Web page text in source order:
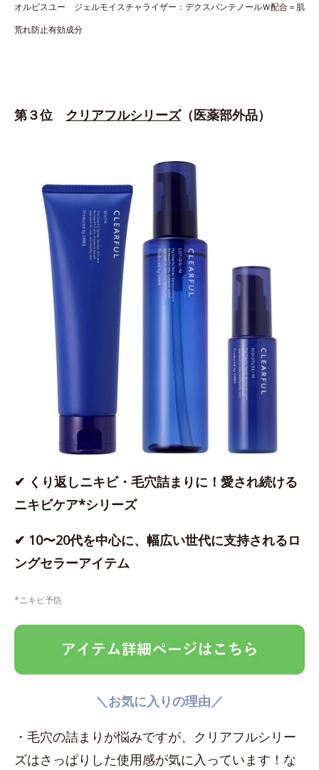
オルビスユー ジェルモイスチャライザー：デクスパンテノールＷ配合＝肌
荒れ防止有効成分
第３位 クリアフルシリーズ（医薬部外品）
✔ くり返しニキビ・毛穴詰まりに！愛され続ける
ニキビケア*シリーズ
✔ 10〜20代を中心に、幅広い世代に支持されるロ
ングセラーアイテム
*ニキビ予防
＼お気に入りの理由／
・毛穴の詰まりが悩みですが、クリアフルシリー
ズはさっぱりした使用感が気に入っています！な